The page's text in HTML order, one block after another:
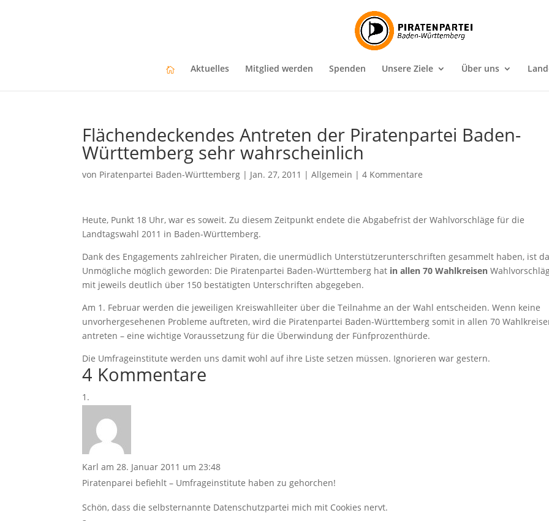
Aktuelles Mitglied werden Spenden Unsere Ziele Über uns
Flächendeckendes Antreten der Piratenpartei Baden-
Württemberg sehr wahrscheinlich
von Piratenpartei Baden-Württemberg | Jan. 27, 2011 |Allgemein |4 Kommentare
Heute, Punkt 18 Uhr, war es soweit. Zu diesem Zeitpunkt endete die Abgabefrist der Wahlvorschläge für die
Landtagswahl 2011 in Baden-Württemberg.
Dank des Engagements zahlreicher Piraten, die unermüdlich Unterstützerunterschriften gesammelt haben, ist
Unmögliche möglich geworden: Die Piratenpartei Baden-Württemberg hat in allen 70 Wahlkreisen
mit jeweils deutlich über 150 bestätigten Unterschriften abgegeben.
Am 1. Februar werden die jeweiligen Kreiswahlleiter über die Teilnahme an der Wahl entscheiden. Wenn keine
unvorhergesehenen Probleme auftreten, wird die Piratenpartei Baden-Württemberg somit in allen 70
antreten – eine wichtige Voraussetzung für die Überwindung der Fünfprozenthürde.
Die Umfrageinstitute werden uns damit wohl auf ihre Liste setzen müssen. Ignorieren war gestern.
4 Kommentare
Karl am 28. Januar 2011 um 23:48
Piratenparei befiehlt – Umfrageinstitute haben zu gehorchen!
Schön, dass die selbsternannte Datenschutzpartei mich mit Cookies nervt.